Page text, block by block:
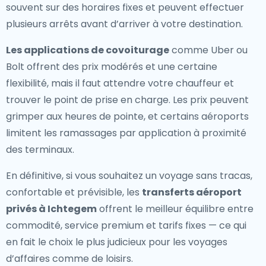
souvent sur des horaires fixes et peuvent effectuer
plusieurs arrêts avant d’arriver à votre destination.
Les applications de covoituragecomme Uber ou
Bolt offrent des prix modérés et une certaine
flexibilité, mais il faut attendre votre chauffeur et
trouver le point de prise en charge. Les prix peuvent
grimper aux heures de pointe, et certains aéroports
limitent les ramassages par application à proximité
des terminaux.
En définitive, si vous souhaitez un voyage sans tracas,
confortable et prévisible, les transferts aéroport
privés à Ichtegemoffrent le meilleur équilibre entre
commodité, service premium et tarifs fixes — ce qui
en fait le choix le plus judicieux pour les voyages
d’affaires comme de loisirs.